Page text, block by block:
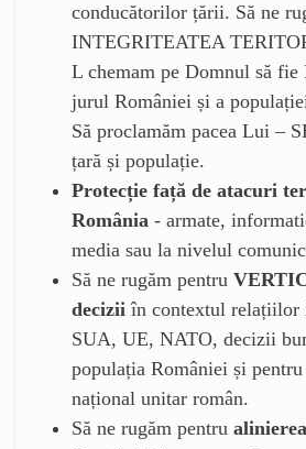
conducătorilor țării. Să ne
INTEGRITEATEA
L chemam pe Domnul să
jurul României și a
Să proclamăm pacea Lui –
țară și populație.
Protecție față de atacuri
România - armate,
media sau la nivelul
Să ne rugăm pentru
decizii în contextul relațiilor
SUA, UE, NATO, decizii
populația României și
național unitar român.
Să ne rugăm pentru